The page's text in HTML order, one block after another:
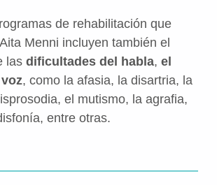
de rehabilitación que
Menni incluyen también el
las dificultades del habla, el
, como la afasia, la disartria, la
el mutismo, la agrafia,
entre otras.